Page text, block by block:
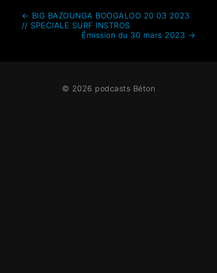
← BIG BAZOUNGA BOOGALOO 20 03 2023
// SPECIALE SURF INSTROS
Émission du 30 mars 2023 →
© 2026 podcasts Béton